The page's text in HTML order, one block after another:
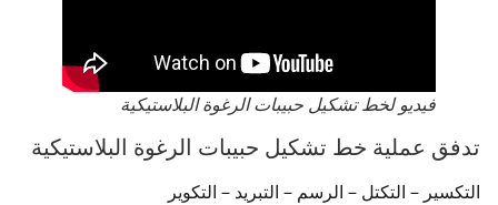
فيديو لخط تشكيل حبيبات الرغوة البلاستيكية
تدفق عملية خط تشكيل حبيبات الرغوة البلاستيكية
التكسير – التكتل – الرسم – التبريد – التكوير